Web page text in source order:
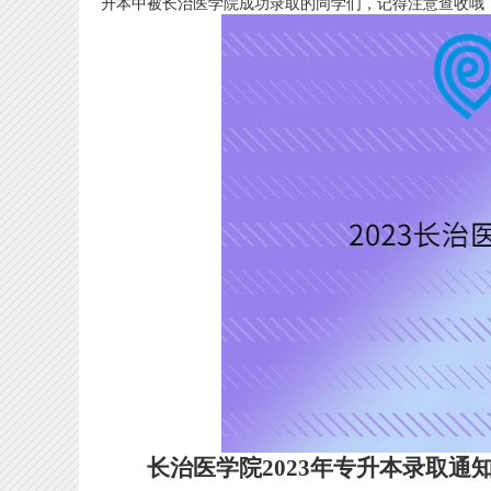
升本中被长治医学院成功录取的同学们，记得注意查收哦
长治医学院2023年专升本录取通